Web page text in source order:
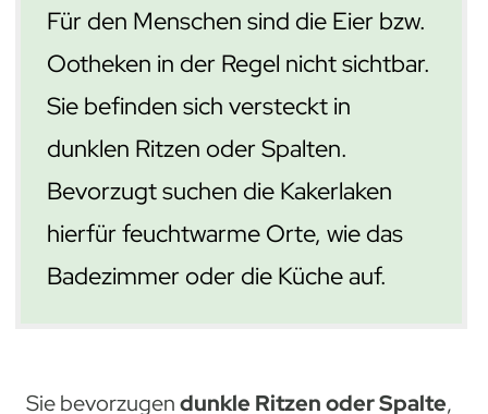
Für den Menschen sind die Eier bzw.
Ootheken in der Regel nicht sichtbar.
Sie befinden sich versteckt in
dunklen Ritzen oder Spalten.
Bevorzugt suchen die Kakerlaken
hierfür feuchtwarme Orte, wie das
Badezimmer oder die Küche auf.
Sie bevorzugendunkle Ritzen oder Spalte,